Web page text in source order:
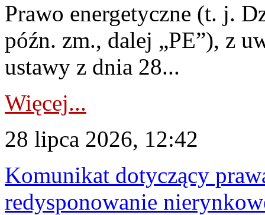
Prawo energetyczne (t. j.
późn. zm., dalej „PE”), z
ustawy z dnia 28...
Więcej...
28 lipca 2026, 12:42
Komunikat dotyczący
redysponowanie